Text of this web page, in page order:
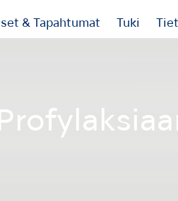
& Tapahtumat Tuki